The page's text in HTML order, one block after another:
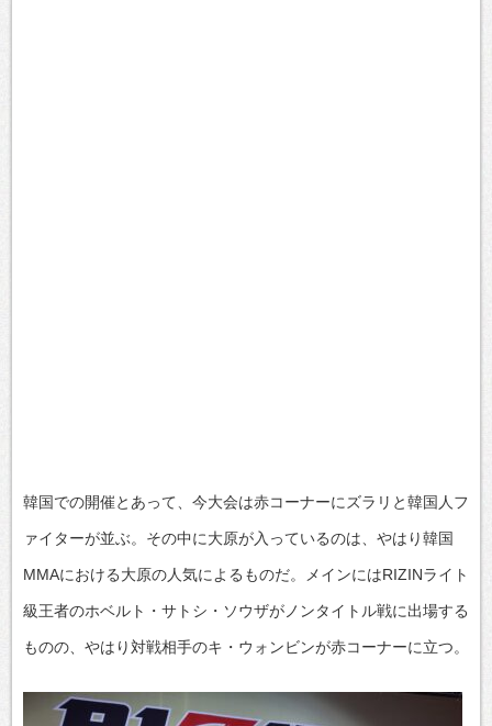
韓国での開催とあって、今大会は赤コーナーにズラリと韓国人フ
ァイターが並ぶ。その中に大原が入っているのは、やはり韓国
MMAにおける大原の人気によるものだ。メインにはRIZINライト
級王者のホベルト・サトシ・ソウザがノンタイトル戦に出場する
ものの、やはり対戦相手のキ・ウォンビンが赤コーナーに立つ。